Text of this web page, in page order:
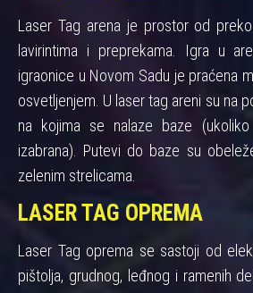
Laser Tag arena je prostor od
lavirintima i preprekama. Igra u
igraonice u Novom Sadu je praćena
osvetljenjem. U laser tag areni su na
na kojima se nalaze baze
izabrana). Putevi do baze su
zelenim strelicama.
LASER TAG OPREMA
Laser Tag oprema se sastoji od
pištolja, grudnog, leđnog i ramenih